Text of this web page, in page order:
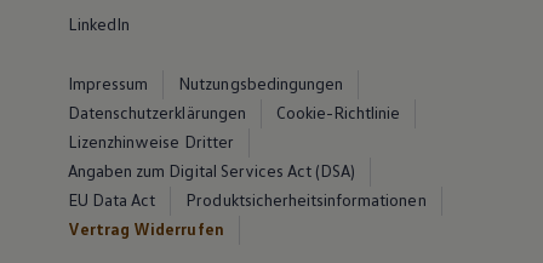
LinkedIn
Impressum
Nutzungsbedingungen
Datenschutzerklärungen
Cookie-Richtlinie
Lizenzhinweise Dritter
Angaben zum Digital Services Act (DSA)
EU Data Act
Produktsicherheitsinformationen
Vertrag Widerrufen